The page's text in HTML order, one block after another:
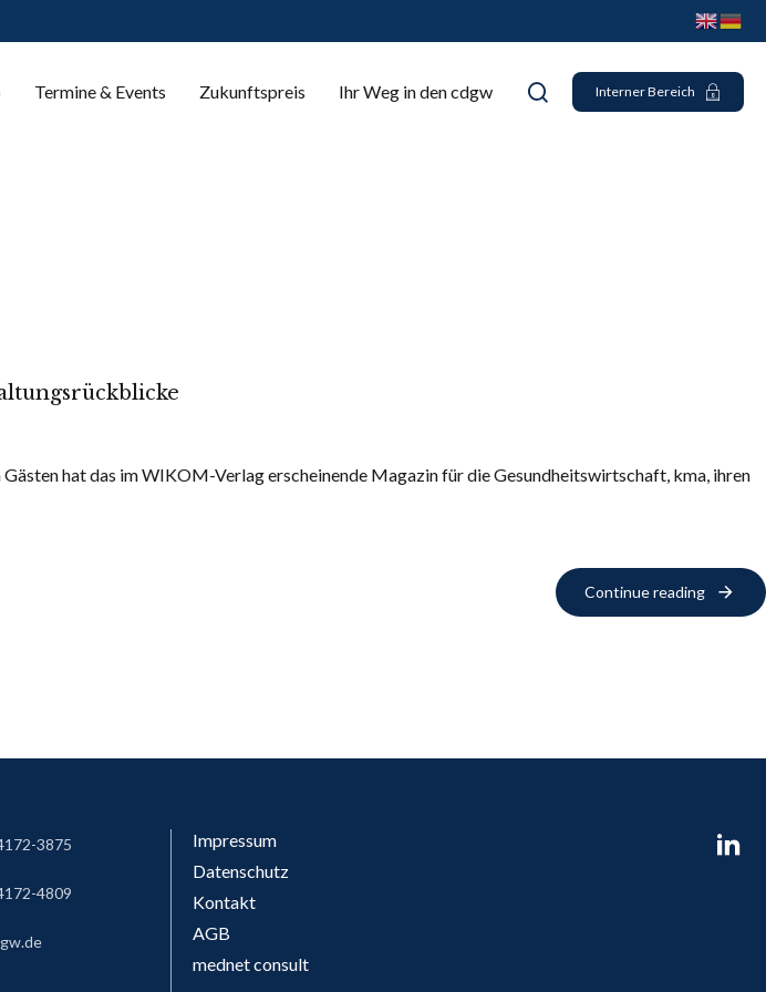
Termine & Events Zukunftspreis Ihr Weg in den cdgw Interner Bereich
hat das im WIKOM-Verlag erscheinende Magazin für die Gesundheitswirtschaft, kma, ihren
Continue reading
3875
4809
Impressum
Datenschutz
Kontakt
AGB
mednet consult